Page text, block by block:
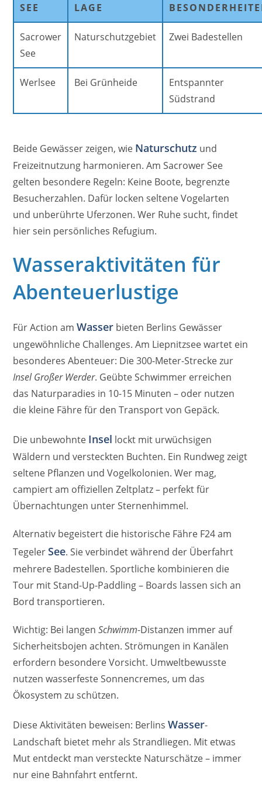
SEE LAGE
Sacrower
See
Naturschutzgebiet Zwei Badestellen
Werlsee Bei Grünheide
Entspannter
Südstrand
Beide Gewässer zeigen, wie Naturschutz und
Freizeitnutzung harmonieren. Am Sacrower See
gelten besondere Regeln: Keine Boote, begrenzte
Besucherzahlen. Dafür locken seltene Vogelarten
und unberührte Uferzonen. Wer Ruhe sucht, findet
hier sein persönliches Refugium.
Wasseraktivitäten für
Abenteuerlustige
Für Action amWasser bieten Berlins Gewässer
ungewöhnliche Challenges. Am Liepnitzsee wartet ein
besonderes Abenteuer: Die 300-Meter-Strecke zur
Insel Großer Werder. Geübte Schwimmer erreichen
das Naturparadies in 10-15 Minuten – oder nutzen
die kleine Fähre für den Transport von Gepäck.
Die unbewohnte Insel lockt mit urwüchsigen
Wäldern und versteckten Buchten. Ein Rundweg zeigt
seltene Pflanzen und Vogelkolonien. Wer mag,
campiert am offiziellen Zeltplatz – perfekt für
Übernachtungen unter Sternenhimmel.
Alternativ begeistert die historische Fähre F24 am
TegelerSee. Sie verbindet während der Überfahrt
mehrere Badestellen. Sportliche kombinieren die
Tour mit Stand-Up-Paddling – Boards lassen sich an
Bord transportieren.
Wichtig: Bei langenSchwimm-Distanzen immer auf
Sicherheitsbojen achten. Strömungen in Kanälen
erfordern besondere Vorsicht. Umweltbewusste
nutzen wasserfeste Sonnencremes, um das
Ökosystem zu schützen.
Diese Aktivitäten beweisen: BerlinsWasser-
Landschaft bietet mehr als Strandliegen. Mit etwas
Mut entdeckt man versteckte Naturschätze – immer
nur eine Bahnfahrt entfernt.